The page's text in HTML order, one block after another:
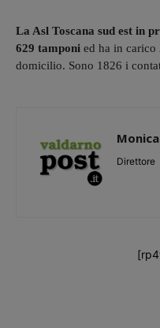
La Asl Toscana sud est in
629 tamponi ed ha in carico
domicilio. Sono 1826 i
Direttore